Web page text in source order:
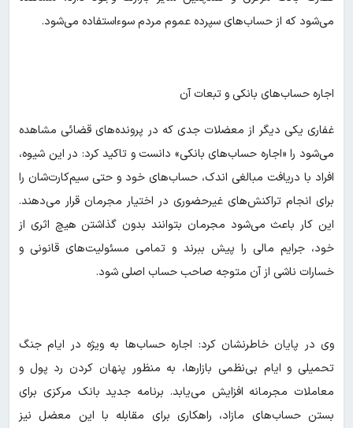
می‌شود که از حساب‌های سپرده عموم مردم سوءاستفاده می‌شود.
اجاره حساب‌های بانکی و تبعات آن
غفاری یکی دیگر از معضلات جدی که در پرونده‌های قضائی مشاهده
می‌شود را «اجاره حساب‌های بانکی» دانست و تاکید کرد: در این شیوه،
افراد با دریافت مبالغی اندک، حساب‌های خود و حتی سیم‌کارت‌شان را
برای انجام تراکنش‌های غیرحضوری در اختیار مجرمان قرار می‌دهند.
این کار باعث می‌شود مجرمان بتوانند بدون گذاشتن هیچ اثری از
خود، جرایم مالی را پیش ببرند و تمامی مسئولیت‌های قانونی و
خسارات ناشی از آن متوجه صاحب حساب اصلی شود.
وی در پایان خاطرنشان کرد: اجاره حساب‌ها به ویژه در ایام جنگ
تحمیلی و ایام بی‌نظمی بازارها، به منظور پنهان کردن رد پول و
معاملات مجرمانه افزایش می‌یابد. برنامه جدید بانک مرکزی برای
بستن حساب‌های مازاد، راهکاری برای مقابله با این معضل نیز